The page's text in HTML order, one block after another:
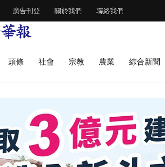
廣告刊登 關於我們 聯絡我們
頭條 社會 宗教 農業 綜合新聞